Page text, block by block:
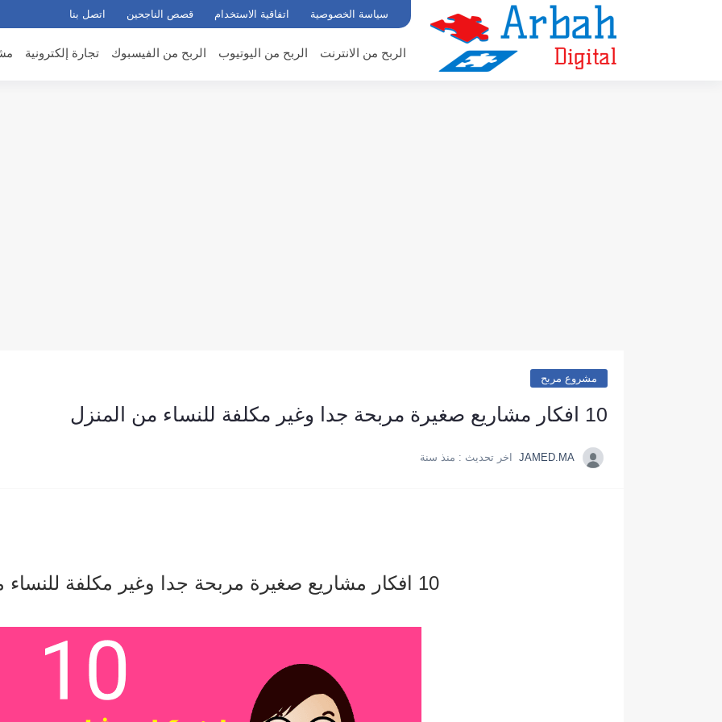
سياسة الخصوصية اتفاقية الاستخدام قصص الناجحين اتصل بنا
الربح من الانترنت الربح من اليوتيوب الربح من الفيسبوك تجارة إلكترونية
مشروع مربح
10 افكار مشاريع صغيرة مربحة جدا وغير مكلفة للنساء من المنزل
JAMED.MA اخر تحديث : منذ سنة
10 افكار مشاريع صغيرة مربحة جدا وغير مكلفة للنساء من المنزل